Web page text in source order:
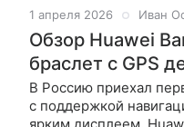
1 апреля 2026 Иван
Обзор Huawei
браслет с GPS
В Россию приехал
с поддержкой